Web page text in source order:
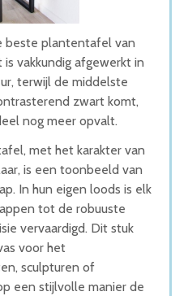
beste plantentafel van
vakkundig afgewerkt in
terwijl de middelste
zwart komt,
nog meer opvalt.
met het karakter van
is een toonbeeld van
In hun eigen loods is elk
tot de robuuste
vervaardigd. Dit stuk
voor het
sculpturen of
een stijlvolle manier de